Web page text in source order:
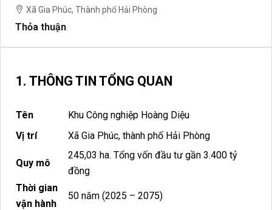
Xã Gia Phúc, Thành phố Hải Phòng
Thỏa thuận
1. THÔNG TIN TỔNG QUAN
Tên
Khu Công nghiệp Hoàng Diệu
Vị trí
Xã Gia Phúc, thành phố Hải Phòng
Quy mô
245,03 ha. Tổng vốn đầu tư gần 3.400 tỷ
đồng
Thời gian
vận hành
50 năm (2025 – 2075)